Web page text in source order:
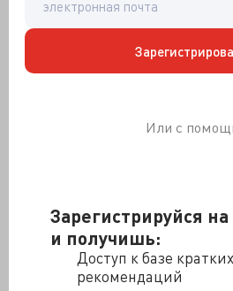
Зарегистрируйся
и получишь:
Доступ к базе
рекомендаций
Или с
вскрытие с выделением
запаха и примеси крови.
Пролиферирующая
киста